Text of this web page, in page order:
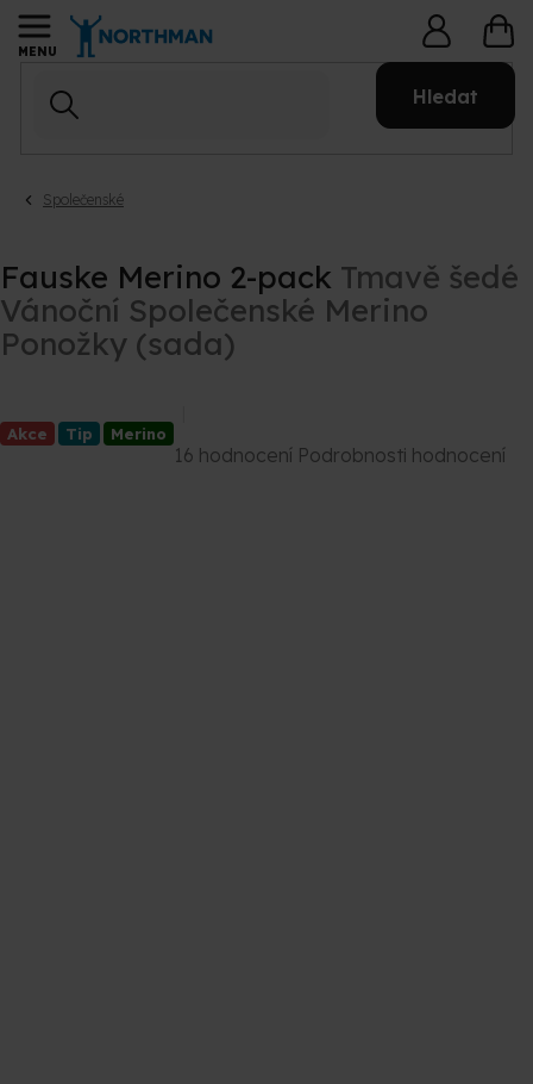
Přejít
na
Hledat
Společenské
Fauske Merino 2-pack Tmavě šedé
Vánoční Společenské Merino
Ponožky (sada)
Akce Tip Merino Průměrné
hodnocení
16 hodnocení Podrobnosti hodnocení